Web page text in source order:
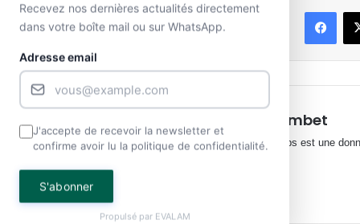
Partager
Henriette Lembet
Journaliste Le temps est une
Recevez nos dernières actualités directement
dans votre boîte mail ou sur WhatsApp.
Adresse email
J'accepte de recevoir la newsletter et
confirme avoir lu la politique de confidentialité.
S'abonner
Propulsé par EVALAM